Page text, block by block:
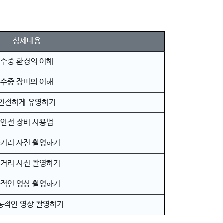
상세내용
수중 환경의 이해
수중 장비의 이해
전하게 유영하기
안전 장비 사용법
리 사진 촬영하기
리 사진 촬영하기
인 영상 촬영하기
적인 영상 촬영하기